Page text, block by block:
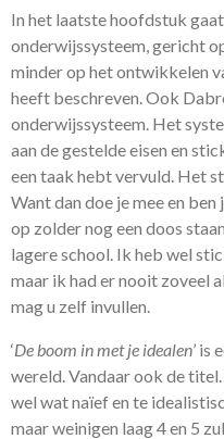
In het laatste hoofdstuk
onderwijssysteem, gericht
minder op het ontwikkelen
heeft beschreven. Ook
onderwijssysteem. Het
aan de gestelde eisen en
een taak hebt vervuld. Het
Want dan doe je mee en
op zolder nog een doos
lagere school. Ik heb wel
maar ik had er nooit zoveel
mag u zelf invullen.
‘De boom in met je idealen’ is
wereld. Vandaar ook de
wel wat naïef en te
maar weinigen laag 4 en 5